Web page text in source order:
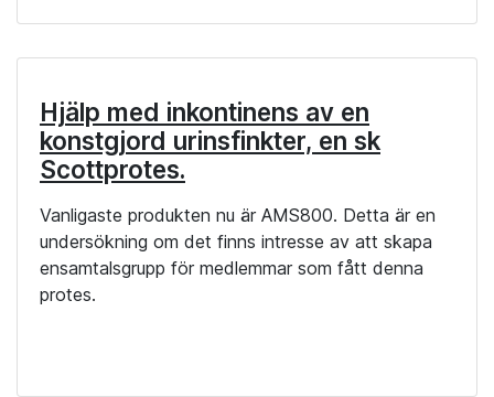
Hjälp med inkontinens av en
konstgjord urinsfinkter, en sk
Scottprotes.
Vanligaste produkten nu är AMS800. Detta är en
undersökning om det finns intresse av att skapa
ensamtalsgrupp för medlemmar som fått denna
protes.